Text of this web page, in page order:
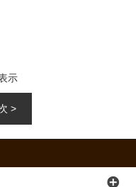
示
>